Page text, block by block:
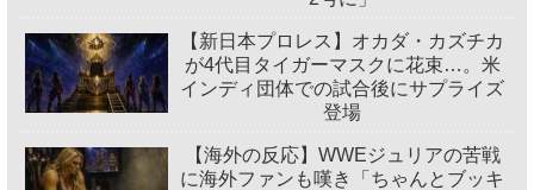
【新日本プロレス】オカダ・カズチカ
が4代目タイガーマスクに花束…。米
インディ団体での試合後にサプライズ
登場
【海外の反応】WWEジュリアの苦戦
に海外ファンも嘆き「ちゃんとブッキ